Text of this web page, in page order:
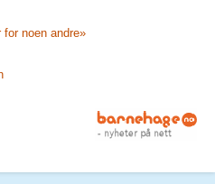
noen andre»